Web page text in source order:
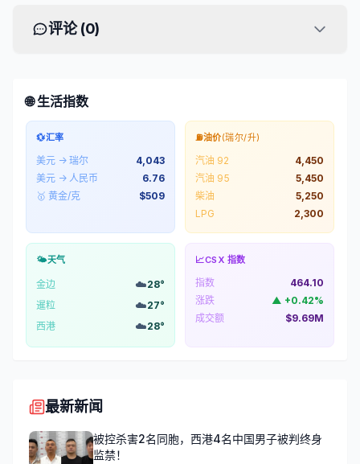
评论 (0)
🌐 生活指数
💱汇率
美元 → 瑞尔
4,043
美元 → 人民币
6.76
🥇 黄金/克
$509
⛽油价(瑞尔/升)
汽油 92
4,450
汽油 95
5,450
柴油
5,250
LPG
2,300
🌤️天气
金边 ☁️28°
暹粒
☁️27°
西港
☁️28°
📈CSX 指数
指数
464.10
涨跌
▲ +0.42%
成交额
$9.69M
最新新闻
被控杀害2名同胞，西港4名中国男子被判终身
监禁！